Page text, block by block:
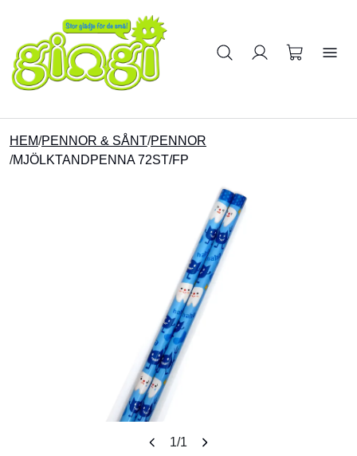
Sök på produkter
HEM/PENNOR & SÅNT/PENNOR
/MJÖLKTANDPENNA 72ST/FP
1/1